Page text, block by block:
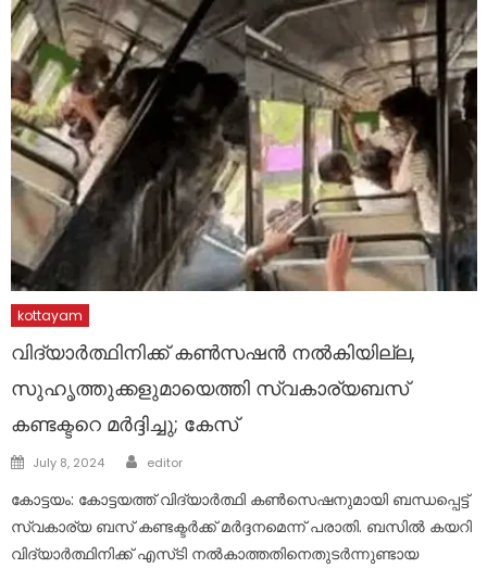
kottayam
വിദ്യാര്‍ത്ഥിനിക്ക് കണ്‍സഷന്‍ നല്‍കിയില്ല,
സുഹൃത്തുക്കളുമായെത്തി സ്വകാര്യബസ്
കണ്ടക്ടറെ മർദ്ദിച്ചു; കേസ്
Posted
July 8, 2024 Author
editor
കോട്ടയം: കോട്ടയത്ത് വിദ്യാര്‍ത്ഥി കണ്‍സെഷനുമായി ബന്ധപ്പെട്ട്
സ്വകാര്യ ബസ് കണ്ടക്ടർക്ക് മർദ്ദനമെന്ന് പരാതി. ബസില്‍ കയറി
വിദ്യാര്‍ത്ഥിനിക്ക് എസ്‍ടി നല്‍കാത്തതിനെതുടര്‍ന്നുണ്ടായ